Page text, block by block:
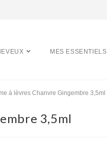
MES ESSENTIELS
à lèvres Chanvre Gingembre 3,5ml
3,5ml